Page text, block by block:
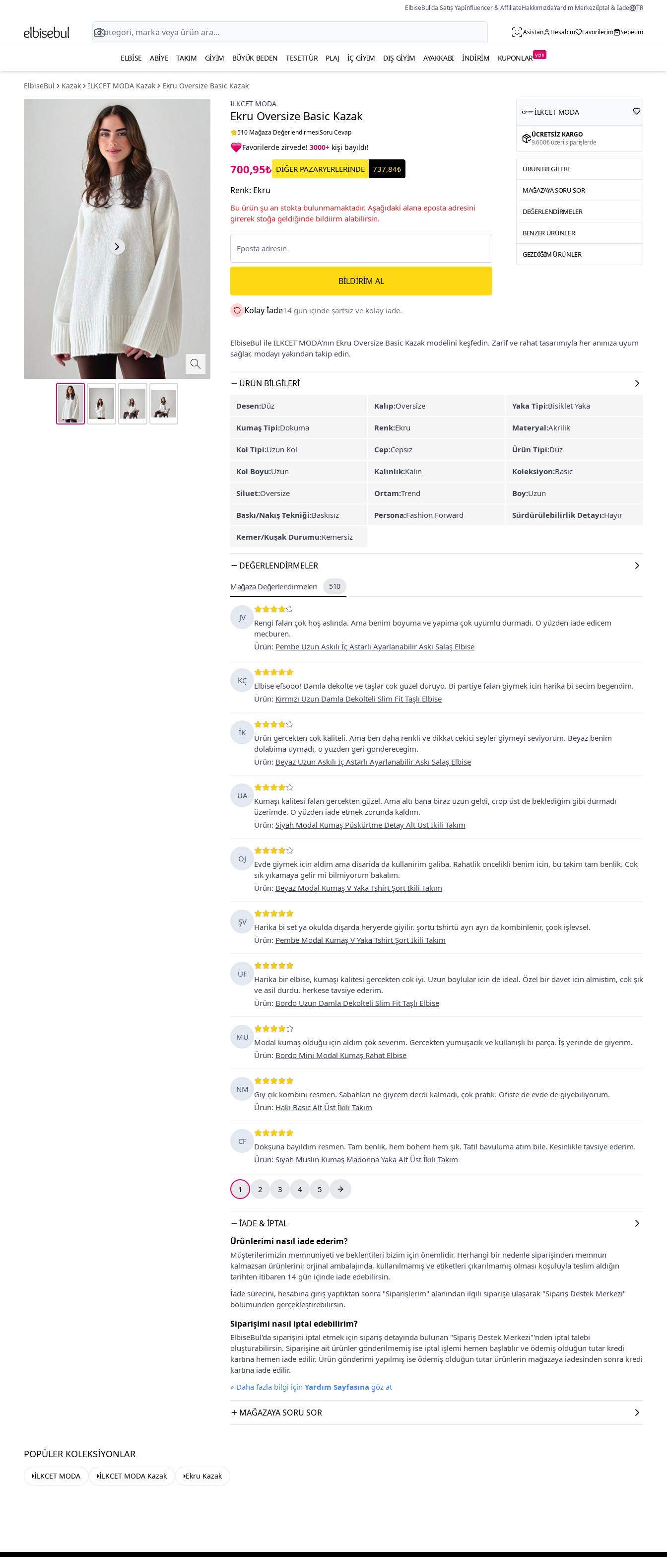
ElbiseBul'da Satış YapInfluencer & AffiliateHakkımızdaYardım Merkeziİptal & İade TR
Asistan Hesabım Favorilerim Sepetim
ELBISE ABIYE TAKIM GIYIM BÜYÜK BEDEN TESETTÜR PLAJ İÇ GIYIM DIŞ GIYIM AYAKKABI İNDIRIM KUPONLAR yeni
ElbiseBul Kazak İLKCET MODA Kazak
Ekru Oversize Basic Kazak
İLKCET MODA
Ekru Oversize Basic Kazak
510 Mağaza DeğerlendirmesiSoru Cevap
Favorilerde zirvede! 3000+ kişi bayıldı!
700,95₺ DİĞER PAZARYERLERİNDE 737,84₺
Renk: Ekru
Bu ürün şu an stokta bulunmamaktadır. Aşağıdaki alana eposta adresini
girerek stoğa geldiğinde bildiirm alabilirsin.
BILDIRIM AL
Kolay İade14 gün içinde şartsız ve kolay iade.
İLKCET MODA
ÜCRETSIZ KARGO
9.600₺ üzeri siparişlerde
ÜRÜN BILGILERI
MAĞAZAYA SORU SOR
DEĞERLENDIRMELER
BENZER ÜRÜNLER
GEZDIĞIM ÜRÜNLER
ElbiseBul ile İLKCET MODA'nın Ekru Oversize Basic Kazak modelini keşfedin. Zarif ve rahat tasarımıyla her anınıza uyum
sağlar, modayı yakından takip edin.
ÜRÜN BILGILERI
Desen:Düz Kalıp:Oversize Yaka Tipi:Bisiklet Yaka
Kumaş Tipi:Dokuma Renk:Ekru Materyal:Akrilik
Kol Tipi:Uzun Kol Cep:Cepsiz Ürün Tipi:Düz
Kol Boyu:Uzun Kalınlık:Kalın Koleksiyon:Basic
Siluet:Oversize Ortam:Trend Boy:Uzun
Baskı/Nakış Tekniği:Baskısız Persona:Fashion Forward Sürdürülebilirlik Detayı:Hayır
Kemer/Kuşak Durumu:Kemersiz
DEĞERLENDIRMELER
Mağaza Değerlendirmeleri 510
JV
Rengi falan çok hoş aslında. Ama benim boyuma ve yapima çok uyumlu durmadı. O yüzden iade edicem
mecburen.
Ürün: Pembe Uzun Askılı İç Astarlı Ayarlanabilir Askı Salaş Elbise
KÇ
Elbise efsooo! Damla dekolte ve taşlar cok guzel duruyo. Bi partiye falan giymek icin harika bi secim begendim.
Ürün: Kırmızı Uzun Damla Dekolteli Slim Fit Taşlı Elbise
İK
Ürün gercekten cok kaliteli. Ama ben daha renkli ve dikkat cekici seyler giymeyi seviyorum. Beyaz benim
dolabima uymadı, o yuzden geri gonderecegim.
Ürün: Beyaz Uzun Askılı İç Astarlı Ayarlanabilir Askı Salaş Elbise
UA
Kumaşı kalitesi falan gercekten güzel. Ama altı bana biraz uzun geldi, crop üst de beklediğim gibi durmadı
üzerimde. O yüzden iade etmek zorunda kaldım.
Ürün: Siyah Modal Kumaş Püskürtme Detay Alt Üst İkili Takım
OJ
Evde giymek icin aldim ama disarida da kullanirim galiba. Rahatlik oncelikli benim icin, bu takim tam benlik. Cok
sık yıkamaya gelir mi bilmiyorum bakalım.
Ürün: Beyaz Modal Kumaş V Yaka Tshirt Şort İkili Takım
ŞV
Harika bi set ya okulda dışarda heryerde giyilir. şortu tshirtü ayrı ayrı da kombinlenir, çook işlevsel.
Ürün: Pembe Modal Kumaş V Yaka Tshirt Şort İkili Takım
ÜF
Harika bir elbise, kumaşı kalitesi gercekten cok iyi. Uzun boylular icin de ideal. Özel bir davet icin almistim, cok şık
ve asil durdu. herkese tavsiye ederim.
Ürün: Bordo Uzun Damla Dekolteli Slim Fit Taşlı Elbise
MU
Modal kumaş olduğu için aldım çok severim. Gercekten yumuşacık ve kullanışlı bi parça. İş yerinde de giyerim.
Ürün: Bordo Mini Modal Kumaş Rahat Elbise
NM
Giy çık kombini resmen. Sabahları ne giycem derdi kalmadı, çok pratik. Ofiste de evde de giyebiliyorum.
Ürün: Haki Basic Alt Üst İkili Takım
CF
Dokşuna bayıldım resmen. Tam benlik, hem bohem hem şık. Tatil bavuluma atım bile. Kesinlikle tavsiye ederim.
Ürün: Siyah Müslin Kumaş Madonna Yaka Alt Üst İkili Takım
1 2 3 4 5
İADE & İPTAL
Ürünlerimi nasıl iade ederim?
Müşterilerimizin memnuniyeti ve beklentileri bizim için önemlidir. Herhangi bir nedenle siparişinden memnun
kalmazsan ürünlerini; orjinal ambalajında, kullanılmamış ve etiketleri çıkarılmamış olması koşuluyla teslim aldığın
tarihten itibaren 14 gün içinde iade edebilirsin.
İade sürecini, hesabına giriş yaptıktan sonra "Siparişlerim" alanından ilgili siparişe ulaşarak "Sipariş Destek Merkezi"
bölümünden gerçekleştirebilirsin.
Siparişimi nasıl iptal edebilirim?
ElbiseBul'da siparişini iptal etmek için sipariş detayında bulunan "Sipariş Destek Merkezi"'nden iptal talebi
oluşturabilirsin. Siparişine ait ürünler gönderilmemiş ise iptal işlemi hemen başlatılır ve ödemiş olduğun tutar kredi
kartına hemen iade edilir. Ürün gönderimi yapılmış ise ödemiş olduğun tutar ürünlerin mağazaya iadesinden sonra kredi
kartına iade edilir.
» Daha fazla bilgi için Yardım Sayfasına göz at
MAĞAZAYA SORU SOR
POPÜLER KOLEKSIYONLAR
İLKCET MODA İLKCET MODA Kazak Ekru Kazak